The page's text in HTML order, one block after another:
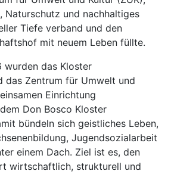
Naturschutz und nachhaltiges
Tiefe verband und den
mit neuem Leben füllte.
wurden das Kloster
das Zentrum für Umwelt und
Einrichtung
Don Bosco Kloster
bündeln sich geistliches Leben,
Jugendsozialarbeit
einem Dach. Ziel ist es, den
wirtschaftlich, strukturell und